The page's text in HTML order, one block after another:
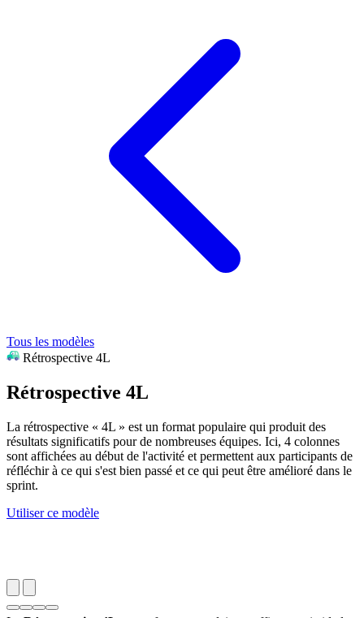
Tous les modèles
Rétrospective 4L
Rétrospective 4L
La rétrospective « 4L » est un format populaire qui produit des
résultats significatifs pour de nombreuses équipes. Ici, 4 colonnes
sont affichées au début de l'activité et permettent aux participants de
réfléchir à ce qui s'est bien passé et ce qui peut être amélioré dans le
sprint.
Utiliser ce modèle